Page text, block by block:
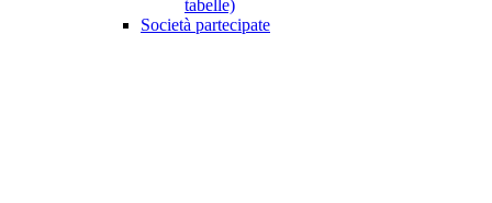
tabelle)
Società partecipate